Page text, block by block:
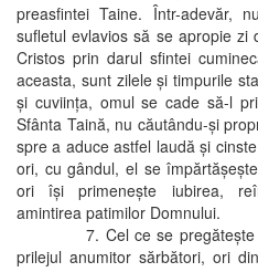
preasfintei Taine. Într-adevăr,
sufletul evlavios să se apropie
Cristos prin darul sfintei
aceasta, sunt zilele şi timpurile
şi cuviinţa, omul se cade să-l
Sfânta Taină, nu căutându-şi
spre a aduce astfel laudă şi
ori, cu gândul, el se
ori îşi primeneşte iubirea,
amintirea patimilor Domnului.
7. Cel ce se pregăteşte de
prilejul anumitor sărbători, ori